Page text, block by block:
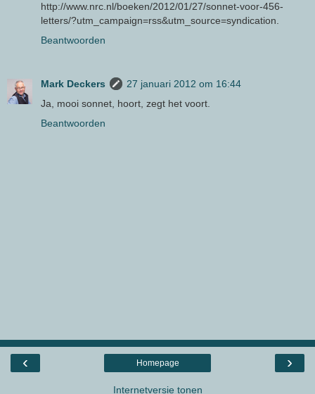
http://www.nrc.nl/boeken/2012/01/27/sonnet-voor-456-
letters/?utm_campaign=rss&utm_source=syndication.
Beantwoorden
Mark Deckers
27 januari 2012 om 16:44
Ja, mooi sonnet, hoort, zegt het voort.
Beantwoorden
‹ ›
Homepage
Internetversie tonen